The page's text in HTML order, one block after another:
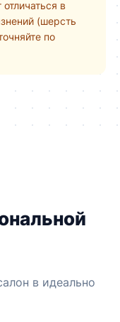
в
(шерсть
по
в идеально